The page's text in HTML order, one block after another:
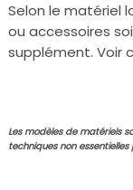
Selon le matériel
ou accessoires
supplément. Voir
Les modèles de matériels
techniques non